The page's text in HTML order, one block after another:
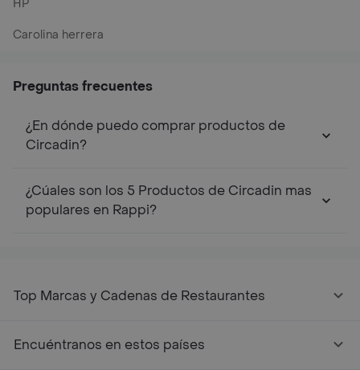
HP
Carolina herrera
Preguntas frecuentes
¿En dónde puedo comprar productos de
Circadin?
¿Cúales son los 5 Productos de Circadin mas
populares en Rappi?
Top Marcas y Cadenas de Restaurantes
Encuéntranos en estos países